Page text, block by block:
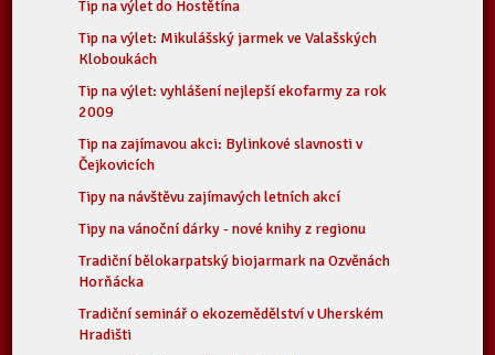
Tip na výlet do Hostětína
Tip na výlet: Mikulášský jarmek ve Valašských
Kloboukách
Tip na výlet: vyhlášení nejlepší ekofarmy za rok
2009
Tip na zajímavou akci: Bylinkové slavnosti v
Čejkovicích
Tipy na návštěvu zajímavých letních akcí
Tipy na vánoční dárky - nové knihy z regionu
Tradiční bělokarpatský biojarmark na Ozvěnách
Horňácka
Tradiční seminář o ekozemědělství v Uherském
Hradišti